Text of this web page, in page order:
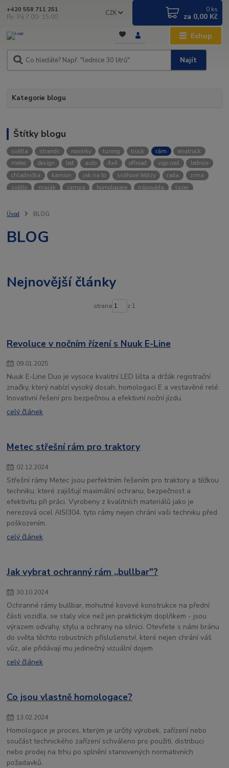
Eshop
CZK
Najít
+420 558 711 251
Po- Pá 7:00- 15:00
0 ks
za 0,00 Kč
Kategorie blogu
Štítky blogu
světla strands novinky tuning truck rám
enatruck
metec
design led auto 4x4 offroad vigo cool
lednice
chladnička
kamion jak na to sněhové řetězy rada
zima
světlo
maják rampa homologace nápověda
lazer
stresni ram
autochladnička
Úvod BLOG
BLOG
Nejnovější články
strana z 1
Revoluce v nočním řízení s Nuuk E-Line
09.01.2025
Nuuk E-Line Duo je vysoce kvalitní LED lišta a držák registrační
značky, který nabízí vysoký dosah, homologaci E a vestavěné relé.
Inovativní řešení pro bezpečnou a efektivní noční jízdu.
celý článek
Metec střešní rám pro traktory
02.12.2024
Střešní rámy Metec jsou perfektním řešením pro traktory a těžkou
techniku, které zajišťují maximální ochranu, bezpečnost a
efektivitu při práci. Vyrobeny z kvalitních materiálů jako je
nerezová ocel AISI304, tyto rámy nejen chrání vaši techniku před
poškozením.
celý článek
Jak vybrat ochranný rám ,,bullbar"?
30.10.2024
Ochranné rámy bullbar, mohutné kovové konstrukce na přední
části vozidla, se staly více než jen praktickým doplňkem - jsou
výrazem odvahy, stylu a ochrany na silnici. Otevřete s námi bránu
do světa těchto robustních příslušenství, které nejen chrání váš
vůz, ale přidávají mu jedinečný vizuální dojem
celý článek
Co jsou vlastně homologace?
13.02.2024
Homologace je proces, kterým je určitý výrobek, zařízení nebo
součást technického zařízení schváleno pro použití, distribuci
nebo prodej na trhu po splnění stanovených normativních
požadavků.